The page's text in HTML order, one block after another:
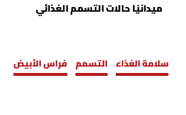
ميدانيًا حالات التسمم الغذائي
سلامة الغذاء التسمم فراس الأبيض